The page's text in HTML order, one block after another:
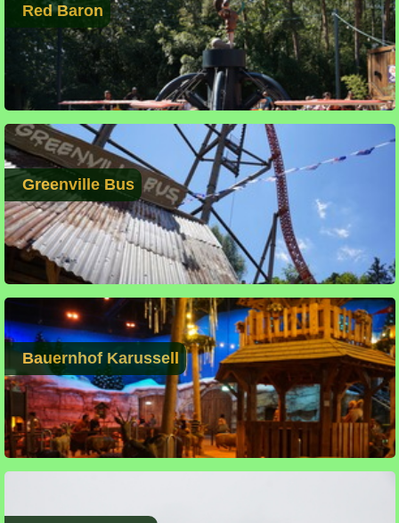
Red Baron
Greenville Bus
Bauernhof Karussell